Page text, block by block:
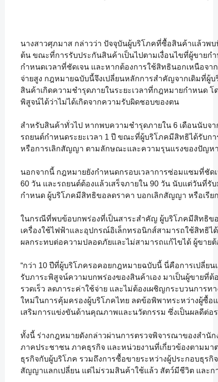
นางสาวศุภมาส กล่าวว่า ปัจจุบันผู้บริโภคที่ซื้อสินค้าแล้วพ
ต้น ขณะที่การรับประกันสินค้าเป็นไปตามเงื่อนไขที่ผู้ขาย
กำหนดเวลาที่ชัดเจน และหากต้องการใช้สิทธินอกเหนือจ
จ่ายสูง กฎหมายฉบับนี้จึงเปลี่ยนหลักการสำคัญจากเดิมที่ผู้
สินค้าเกิดความชำรุดภายในระยะเวลาที่กฎหมายกำหนด
พิสูจน์ได้ว่าไม่ได้เกิดจากความรับผิดชอบของตน
สำหรับสินค้าทั่วไป หากพบความชำรุดภายใน 6 เดือนนับ
รถยนต์กำหนดระยะเวลา 1 ปี ขณะที่ผู้บริโภคมีสิทธิได้รับก
หรือการเลิกสัญญา ตามลักษณะและความรุนแรงของปัญห
นอกจากนี้ กฎหมายยังกำหนดกรอบเวลาการซ่อมแซมที่ชัด
60 วัน และรถยนต์ต้องแล้วเสร็จภายใน 90 วัน นับแต่วันที่
กำหนด ผู้บริโภคมีสิทธิขอลดราคา บอกเลิกสัญญา หรือเรีย
ในกรณีที่พบข้อบกพร่องที่เป็นสาระสำคัญ ผู้บริโภคมีสิทธิข
เครื่องใช้ไฟฟ้าและอุปกรณ์อิเล็กทรอนิกส์สามารถใช้สิทธิ
ผลกระทบต่อความปลอดภัยและไม่สามารถแก้ไขได้ ผู้ขาย
“กว่า 10 ปีที่ผู้บริโภครอคอยกฎหมายฉบับนี้ นี่คือการเปลี่ย
รับภาระพิสูจน์ความบกพร่องของสินค้าเอง มาเป็นผู้ขายที่
รวดเร็ว ลดภาระค่าใช้จ่าย และไม่ต้องเผชิญกระบวนการ
ใหม่ในการคุ้มครองผู้บริโภคไทย ลดข้อพิพาทระหว่างผู้ซื้
เสริมการแข่งขันด้านคุณภาพและนวัตกรรม ซึ่งเป็นผลดีต่อ
ทั้งนี้ ร่างกฎหมายดังกล่าวผ่านการตรวจพิจารณาของสำ
ภาคประชาชน ภาคธุรกิจ และหน่วยงานที่เกี่ยวข้องตามม
ธุรกิจกับผู้บริโภค รวมถึงการซื้อขายระหว่างผู้ประกอบธุ
สัญญาแลกเปลี่ยน แต่ไม่รวมสินค้าใช้แล้ว สัตว์มีชีวิต และก